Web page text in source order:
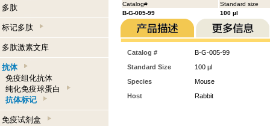
多肽
标记多肽
多肽激素文库
抗体
免疫组化抗体
纯化免疫球蛋白
抗体标记
免疫试剂盒
Catalog#
Standard size
B-G-005-99
100 µl
Catalog #
B-G-005-99
Standard Size
100 µl
Species
Mouse
Host
Rabbit